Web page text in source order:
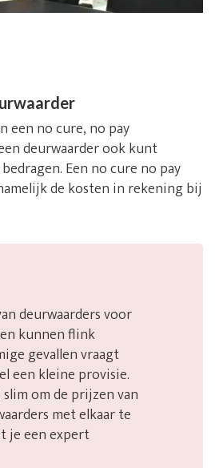
een no cure, no pay
deurwaarder ook kunt
Een no cure no pay
de kosten in rekening bij
deurwaarders voor
kunnen flink
gevallen vraagt
een kleine provisie.
om de prijzen van
met elkaar te
je een expert